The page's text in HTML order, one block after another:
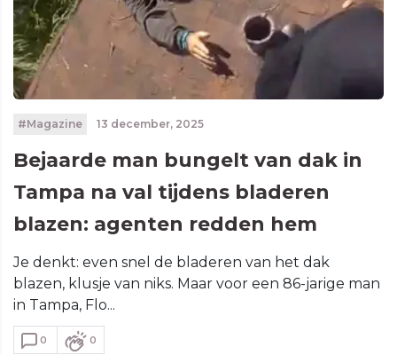
#Magazine 13 december, 2025
Bejaarde man bungelt van dak in
Tampa na val tijdens bladeren
blazen: agenten redden hem
Je denkt: even snel de bladeren van het dak
blazen, klusje van niks. Maar voor een 86-jarige man
in Tampa, Flo...
0 0